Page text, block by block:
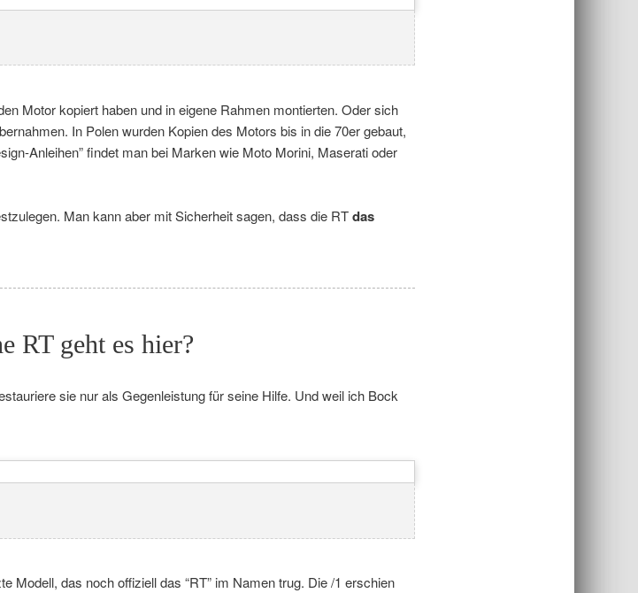
Motor kopiert haben und in eigene Rahmen montierten. Oder sich
In Polen wurden Kopien des Motors bis in die 70er gebaut,
Anleihen” findet man bei Marken wie Moto Morini, Maserati oder
Man kann aber mit Sicherheit sagen, dass die RTdas
RT geht es hier?
sie nur als Gegenleistung für seine Hilfe. Und weil ich Bock
Modell, das noch offiziell das “RT” im Namen trug. Die /1 erschien